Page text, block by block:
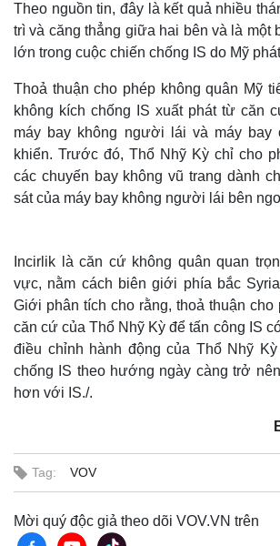
Theo nguồn tin, đây là kết quả nhiều
trì và căng thẳng giữa hai bên và là một
lớn trong cuộc chiến chống IS do Mỹ
Thoả thuận cho phép không quân Mỹ
không kích chống IS xuất phát từ căn
máy bay không người lái và máy bay
khiển. Trước đó, Thổ Nhỹ Kỳ chỉ cho
các chuyến bay không vũ trang dành
sát của máy bay không người lái bên
Incirlik là căn cứ không quân quan
vực, nằm cách biên giới phía bắc
Giới phân tích cho rằng, thoả thuận cho
căn cứ của Thổ Nhỹ Kỳ để tấn công IS
điều chỉnh hành động của Thổ Nhỹ
chống IS theo hướng ngày càng trở
hơn với IS./.
Tag: VOV
Mời quý độc giả theo dõi VOV.VN trên